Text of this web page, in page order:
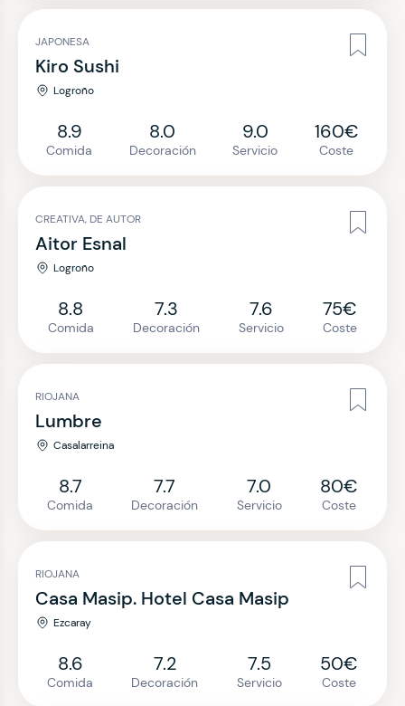
JAPONESA
Kiro Sushi
Logroño
8.9
Comida
8.0
Decoración
9.0
Servicio
160€
Coste
CREATIVA, DE AUTOR
Aitor Esnal
Logroño
8.8
Comida
7.3
Decoración
7.6
Servicio
75€
Coste
RIOJANA
Lumbre
Casalarreina
8.7
Comida
7.7
Decoración
7.0
Servicio
80€
Coste
RIOJANA
Casa Masip. Hotel Casa Masip
Ezcaray
8.6
Comida
7.2
Decoración
7.5
Servicio
50€
Coste